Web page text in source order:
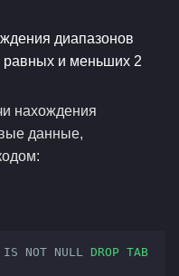
нахождения
данные,
NOT NULL DROP TAB